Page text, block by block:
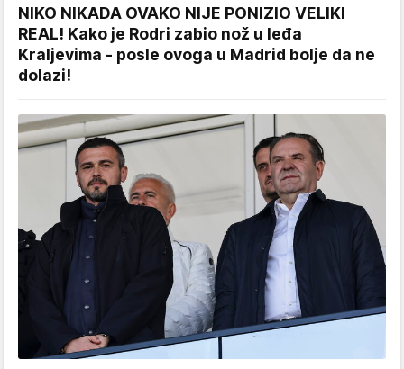
NIKO NIKADA OVAKO NIJE PONIZIO VELIKI
REAL! Kako je Rodri zabio nož u leđa
Kraljevima - posle ovoga u Madrid bolje da ne
dolazi!